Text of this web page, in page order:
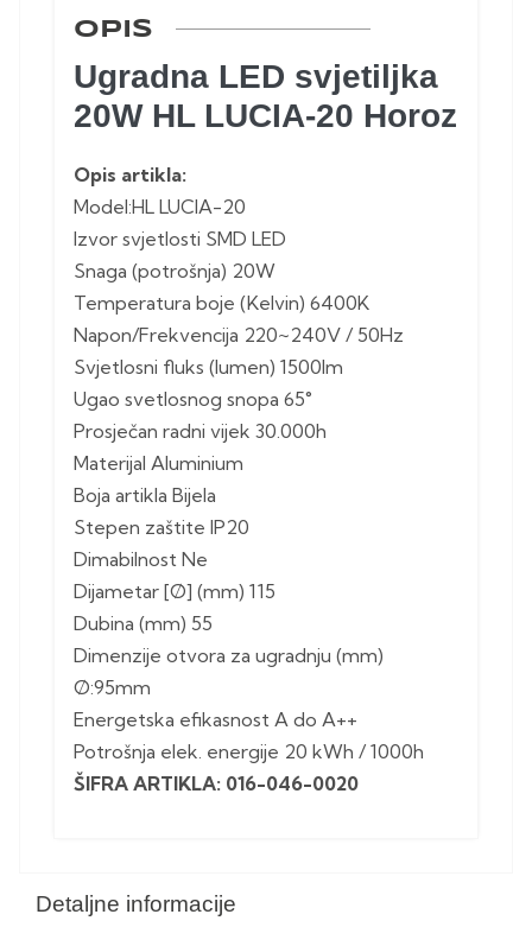
Detaljne informacije
OPIS
Ugradna LED svjetiljka
20W HL LUCIA-20 Horoz
Opis artikla:
Model:HL LUCIA-20
Izvor svjetlosti SMD LED
Snaga (potrošnja) 20W
Temperatura boje (Kelvin) 6400K
Napon/Frekvencija 220~240V / 50Hz
Svjetlosni fluks (lumen) 1500lm
Ugao svetlosnog snopa 65°
Prosječan radni vijek 30.000h
Materijal Aluminium
Boja artikla Bijela
Stepen zaštite IP20
Dimabilnost Ne
Dijametar [Ø] (mm) 115
Dubina (mm) 55
Dimenzije otvora za ugradnju (mm)
Ø:95mm
Energetska efikasnost A do A++
Potrošnja elek. energije 20 kWh / 1000h
ŠIFRA ARTIKLA: 016-046-0020